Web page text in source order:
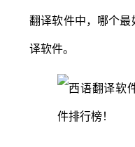
翻译软件中，哪个
译软件。